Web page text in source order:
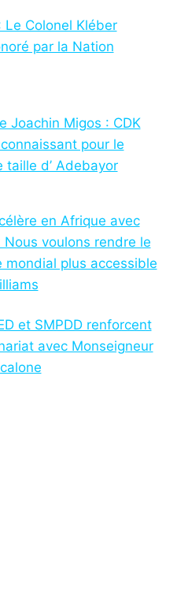
Le Colonel Kléber
par la Nation
Joachin Migos : CDK
pour le
taille d’ Adebayor
en Afrique avec
Nous voulons rendre le
mondial plus accessible
et SMPDD renforcent
avec Monseigneur